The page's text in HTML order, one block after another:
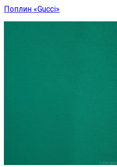
Поплин «Gucci»